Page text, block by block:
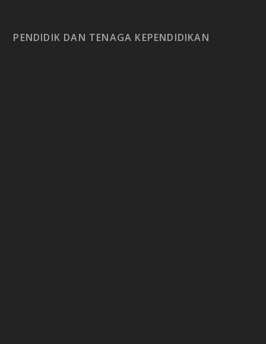
PENDIDIK DAN TENAGA KEPENDIDIKAN